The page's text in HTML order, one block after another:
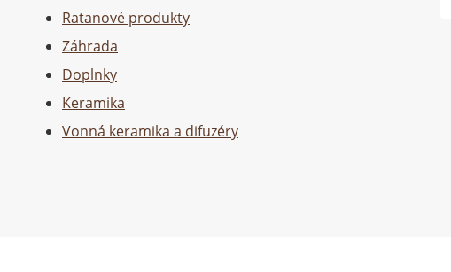
Ratanové produkty
Záhrada
Doplnky
Keramika
Vonná keramika a difuzéry